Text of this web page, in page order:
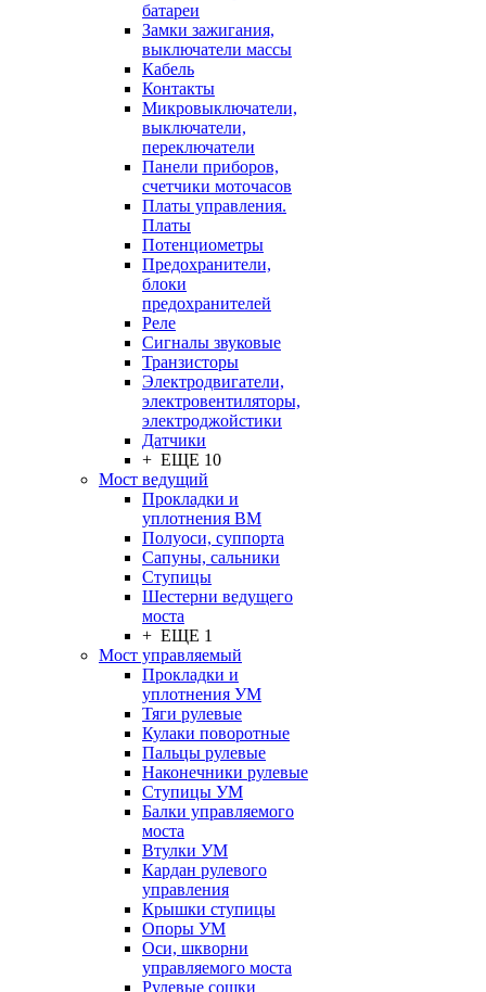
батареи
Замки зажигания,
выключатели массы
Кабель
Контакты
Микровыключатели,
выключатели,
переключатели
Панели приборов,
счетчики моточасов
Платы управления.
Платы
Потенциометры
Предохранители,
блоки
предохранителей
Реле
Сигналы звуковые
Транзисторы
Электродвигатели,
электровентиляторы,
электроджойстики
Датчики
+ ЕЩЕ 10
Мост ведущий
Прокладки и
уплотнения ВМ
Полуоси, суппорта
Сапуны, сальники
Ступицы
Шестерни ведущего
моста
+ ЕЩЕ 1
Мост управляемый
Прокладки и
уплотнения УМ
Тяги рулевые
Кулаки поворотные
Пальцы рулевые
Наконечники рулевые
Ступицы УМ
Балки управляемого
моста
Втулки УМ
Кардан рулевого
управления
Крышки ступицы
Опоры УМ
Оси, шкворни
управляемого моста
Рулевые сошки